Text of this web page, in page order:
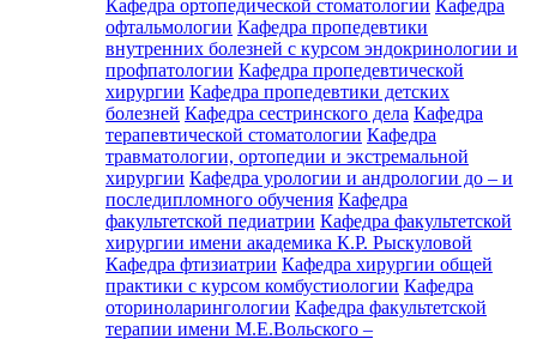
Кафедра ортопедической стоматологии Кафедра
офтальмологии Кафедра пропедевтики
внутренних болезней с курсом эндокринологии и
профпатологии Кафедра пропедевтической
хирургии Кафедра пропедевтики детских
болезней Кафедра сестринского дела Кафедра
терапевтической стоматологии Кафедра
травматологии, ортопедии и экстремальной
хирургии Кафедра урологии и андрологии до – и
последипломного обучения Кафедра
факультетской педиатрии Кафедра факультетской
хирургии имени академика К.Р. Рыскуловой
Кафедра фтизиатрии Кафедра хирургии общей
практики с курсом комбустиологии Кафедра
оториноларингологии Кафедра факультетской
терапии имени М.Е.Вольского –